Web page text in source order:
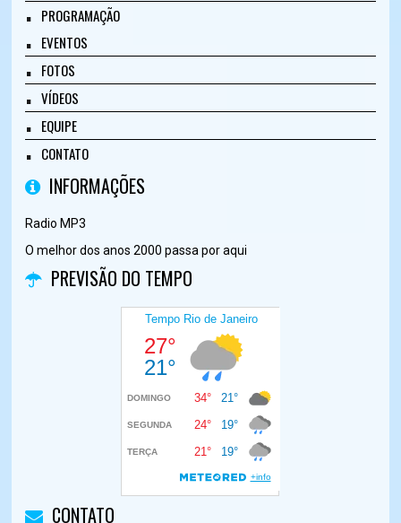
PROGRAMAÇÃO
EVENTOS
FOTOS
VÍDEOS
EQUIPE
CONTATO
INFORMAÇÕES
Radio MP3
O melhor dos anos 2000 passa por aqui
PREVISÃO DO TEMPO
CONTATO